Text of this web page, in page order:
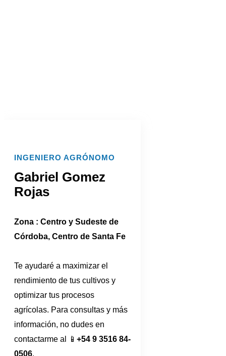
INGENIERO AGRÓNOMO
Gabriel Gomez
Rojas
Zona : Centro y Sudeste de
Córdoba, Centro de Santa Fe
Te ayudaré a maximizar el
rendimiento de tus cultivos y
optimizar tus procesos
agrícolas. Para consultas y más
información, no dudes en
contactarme al 📱 +54 9 3516 84-
0506.